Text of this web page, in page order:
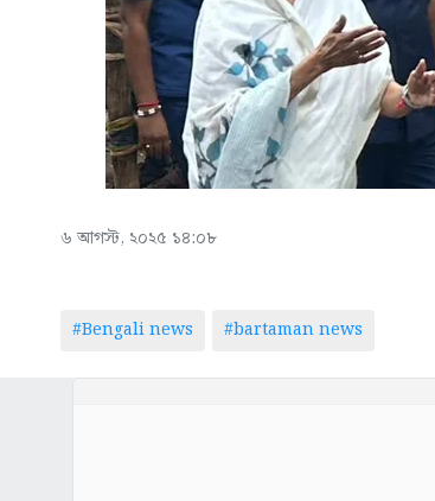
৬ আগস্ট, ২০২৫ ১৪:০৮
#Bengali news #bartaman news